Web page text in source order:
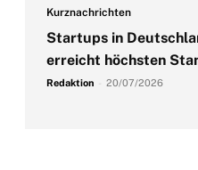
Kurznachrichten
Startups in
erreicht höchsten
Redaktion 20/07/2026